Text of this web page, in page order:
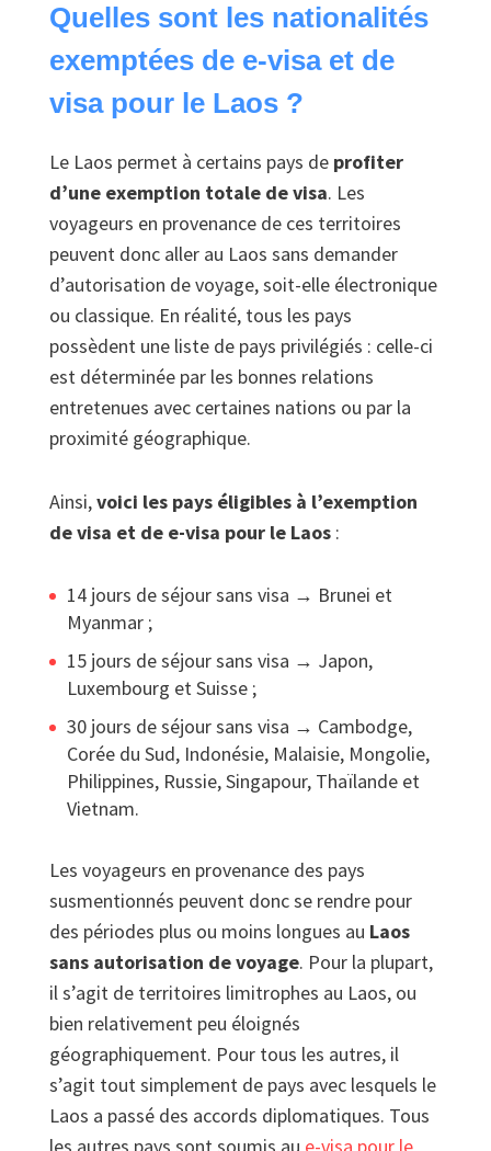
Quelles sont les nationalités
exemptées de e-visa et de
visa pour le Laos ?
Le Laos permet à certains pays de profiter
d’une exemption totale de visa. Les
voyageurs en provenance de ces territoires
peuvent donc aller au Laos sans demander
d’autorisation de voyage, soit-elle électronique
ou classique. En réalité, tous les pays
possèdent une liste de pays privilégiés : celle-ci
est déterminée par les bonnes relations
entretenues avec certaines nations ou par la
proximité géographique.
Ainsi,voici les pays éligibles à l’exemption
de visa et de e-visa pour le Laos :
14 jours de séjour sans visa → Brunei et
Myanmar ;
15 jours de séjour sans visa → Japon,
Luxembourg et Suisse ;
30 jours de séjour sans visa → Cambodge,
Corée du Sud, Indonésie, Malaisie, Mongolie,
Philippines, Russie, Singapour, Thaïlande et
Vietnam.
Les voyageurs en provenance des pays
susmentionnés peuvent donc se rendre pour
des périodes plus ou moins longues au Laos
sans autorisation de voyage. Pour la plupart,
il s’agit de territoires limitrophes au Laos, ou
bien relativement peu éloignés
géographiquement. Pour tous les autres, il
s’agit tout simplement de pays avec lesquels le
Laos a passé des accords diplomatiques. Tous